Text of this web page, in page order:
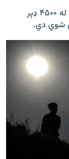
تازه ایراني رسنیو ویلي، چې په تېرو ۲ ورځو کې له ۴۵۰۰ ډېر
شوي دي.